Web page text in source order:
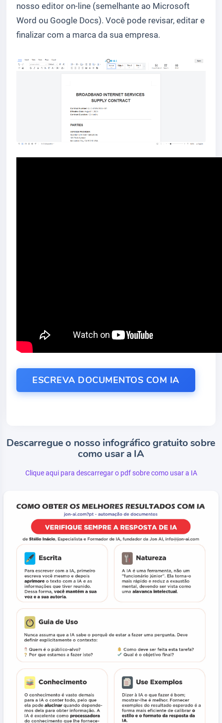
nosso editor on-line (semelhante ao Microsoft
Word ou Google Docs). Você pode revisar, editar e
finalizar com a marca da sua empresa.
ESCREVA DOCUMENTOS COM IA
Descarregue o nosso infográfico gratuito sobre
como usar a IA
Clique aqui para descarregar o pdf sobre como usar a IA